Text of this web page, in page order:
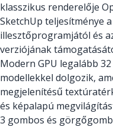
klasszikus renderelője
SketchUp teljesítménye
illesztőprogramjától és
verziójának
Modern GPU legalább
modellekkel dolgozik,
megjelenítésű
és képalapú
3 gombos és